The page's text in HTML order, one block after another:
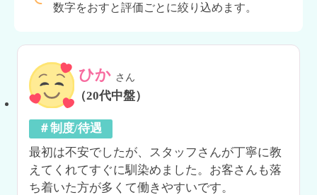
数字をおすと評価ごとに絞り込めます。
ひか さん
（20代中盤）
＃制度/待遇
最初は不安でしたが、スタッフさんが丁寧に教
えてくれてすぐに馴染めました。お客さんも落
ち着いた方が多くて働きやすいです。